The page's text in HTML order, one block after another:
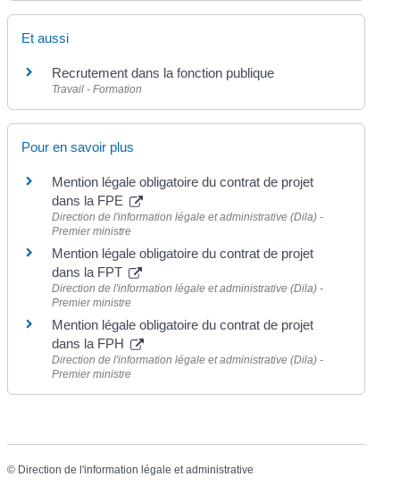
Et aussi
Recrutement dans la fonction publique
Travail - Formation
Pour en savoir plus
Mention légale obligatoire du contrat de projet
dans la FPE
Direction de l'information légale et administrative (Dila) -
Premier ministre
Mention légale obligatoire du contrat de projet
dans la FPT
Direction de l'information légale et administrative (Dila) -
Premier ministre
Mention légale obligatoire du contrat de projet
dans la FPH
Direction de l'information légale et administrative (Dila) -
Premier ministre
© Direction de l'information légale et administrative